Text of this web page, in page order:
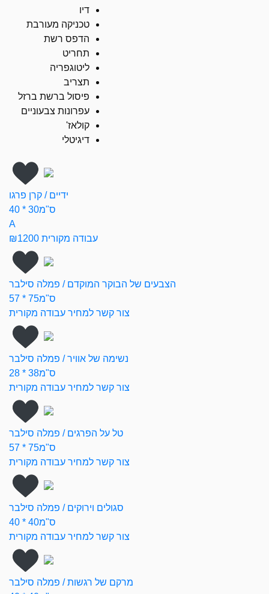
דיו
טכניקה מעורבת
הדפס רשת
תחריט
ליטוגפריה
תצריב
פיסול ברשת ברזל
עפרונות צבעוניים
קולאז'
דיגיטלי
ידיים / קרן פרגו
40 * 30ס"מ
A
עבודה מקורית ₪1200
הצבעים של הבוקר המוקדם / פמלה סילבר
57 * 75ס"מ
צור קשר למחיר עבודה מקורית
נשימה של אוויר / פמלה סילבר
28 * 38ס"מ
צור קשר למחיר עבודה מקורית
טל על הפרגים / פמלה סילבר
57 * 75ס"מ
צור קשר למחיר עבודה מקורית
סגולים וירוקים / פמלה סילבר
40 * 40ס"מ
צור קשר למחיר עבודה מקורית
מרקם של רגשות / פמלה סילבר